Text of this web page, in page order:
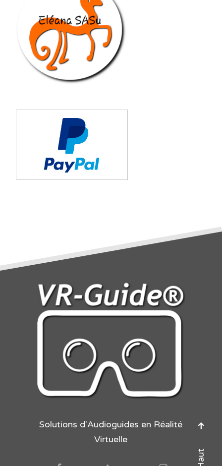
Solutions d'Audioguides en Réalité
Virtuelle